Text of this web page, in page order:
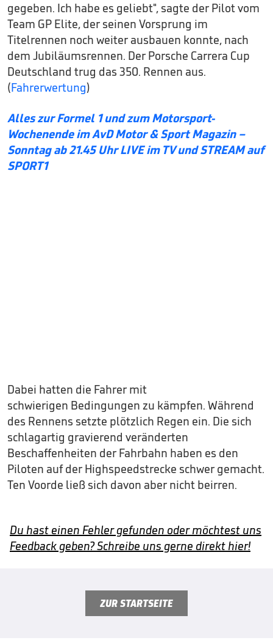
gegeben. Ich habe es geliebt", sagte der Pilot vom
Team GP Elite, der seinen Vorsprung im
Titelrennen noch weiter ausbauen konnte, nach
dem Jubiläumsrennen. Der Porsche Carrera Cup
Deutschland trug das 350. Rennen aus.
(Fahrerwertung)
Alles zur Formel 1 und zum Motorsport-
Wochenende im AvD Motor & Sport Magazin –
Sonntag ab 21.45 Uhr LIVE im TV und STREAM auf
SPORT1
Dabei hatten die Fahrer mit
schwierigen Bedingungen zu kämpfen. Während
des Rennens setzte plötzlich Regen ein. Die sich
schlagartig gravierend veränderten
Beschaffenheiten der Fahrbahn haben es den
Piloten auf der Highspeedstrecke schwer gemacht.
Ten Voorde ließ sich davon aber nicht beirren.
Du hast einen Fehler gefunden oder möchtest uns
Feedback geben? Schreibe uns gerne direkt hier!
ZUR STARTSEITE